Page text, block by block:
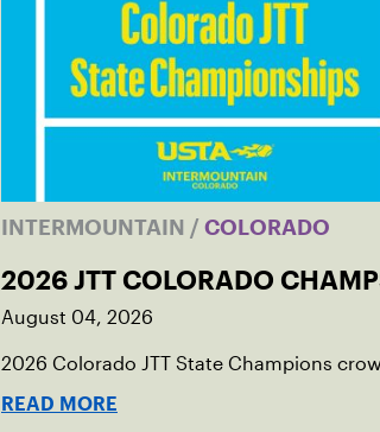
INTERMOUNTAIN / COLORADO
2026 JTT COLORADO
August 04, 2026
2026 Colorado JTT State Champions
READ MORE